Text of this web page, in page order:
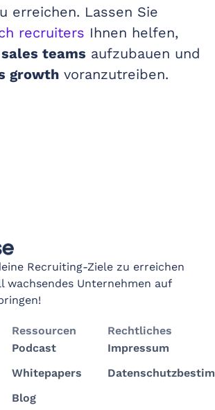
erreichen. Lassen Sie
recruiters Ihnen helfen,
sales teams aufzubauen und
growth voranzutreiben.
Recruiting-Ziele zu erreichen
wachsendes Unternehmen auf
Ressourcen
Podcast
Whitepapers
Blog
Rechtliches
Impressum